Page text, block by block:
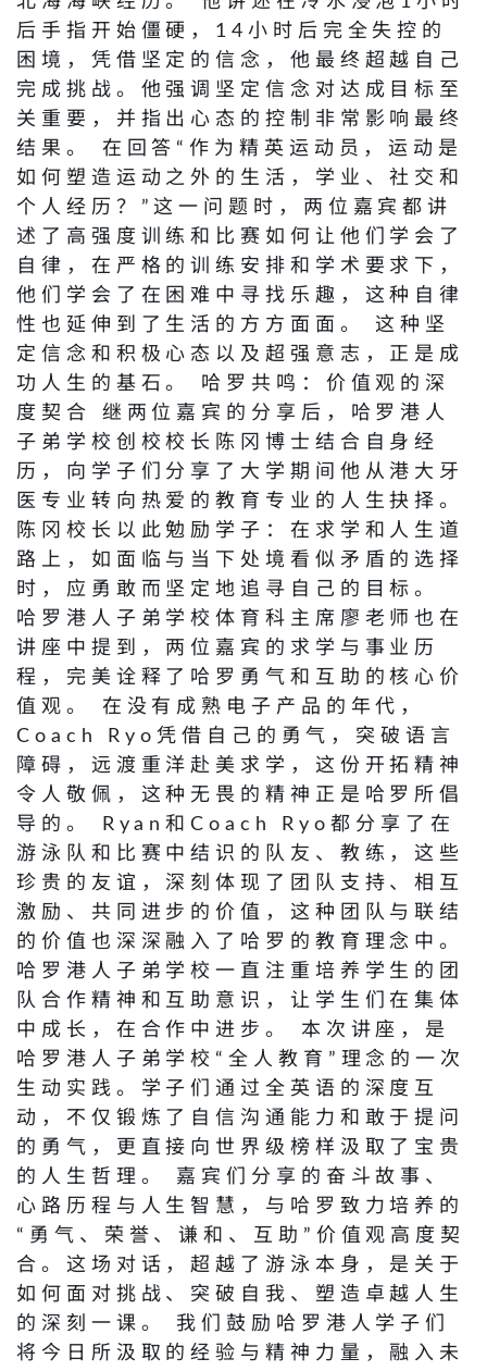
后手指开始僵硬，14小时后完全失控的
困境，凭借坚定的信念，他最终超越自己
完成挑战。他强调坚定信念对达成目标至
关重要，并指出心态的控制非常影响最终
结果。 在回答“作为精英运动员，运动是
如何塑造运动之外的生活，学业、社交和
个人经历？”这一问题时，两位嘉宾都讲
述了高强度训练和比赛如何让他们学会了
自律，在严格的训练安排和学术要求下，
他们学会了在困难中寻找乐趣，这种自律
性也延伸到了生活的方方面面。 这种坚
定信念和积极心态以及超强意志，正是成
功人生的基石。 哈罗共鸣：价值观的深
度契合 继两位嘉宾的分享后，哈罗港人
子弟学校创校校长陈冈博士结合自身经
历，向学子们分享了大学期间他从港大牙
医专业转向热爱的教育专业的人生抉择。
陈冈校长以此勉励学子：在求学和人生道
路上，如面临与当下处境看似矛盾的选择
时，应勇敢而坚定地追寻自己的目标。
哈罗港人子弟学校体育科主席廖老师也在
讲座中提到，两位嘉宾的求学与事业历
程，完美诠释了哈罗勇气和互助的核心价
值观。 在没有成熟电子产品的年代，
Coach Ryo凭借自己的勇气，突破语言
障碍，远渡重洋赴美求学，这份开拓精神
令人敬佩，这种无畏的精神正是哈罗所倡
导的。 Ryan和Coach Ryo都分享了在
游泳队和比赛中结识的队友、教练，这些
珍贵的友谊，深刻体现了团队支持、相互
激励、共同进步的价值，这种团队与联结
的价值也深深融入了哈罗的教育理念中。
哈罗港人子弟学校一直注重培养学生的团
队合作精神和互助意识，让学生们在集体
中成长，在合作中进步。 本次讲座，是
哈罗港人子弟学校“全人教育”理念的一次
生动实践。学子们通过全英语的深度互
动，不仅锻炼了自信沟通能力和敢于提问
的勇气，更直接向世界级榜样汲取了宝贵
的人生哲理。 嘉宾们分享的奋斗故事、
心路历程与人生智慧，与哈罗致力培养的
“勇气、荣誉、谦和、互助”价值观高度契
合。这场对话，超越了游泳本身，是关于
如何面对挑战、突破自我、塑造卓越人生
的深刻一课。 我们鼓励哈罗港人学子们
将今日所汲取的经验与精神力量，融入未